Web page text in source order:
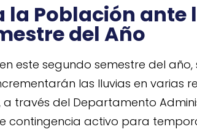
la Población ante
del Año
este segundo semestre del
las lluvias en varias
a través del Departamento
contingencia activo para